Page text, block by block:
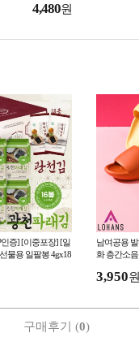
4,480원
인증] [이중포장] [일
물용 일팔봉 4gx18
남여공용
화 층간소
3,950원
구매후기 (0)